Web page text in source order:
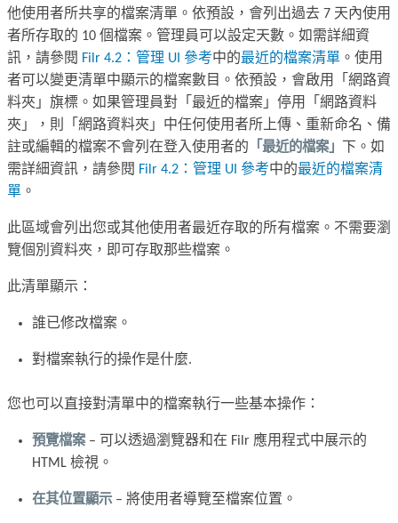
他使用者所共享的檔案清單。依預設，會列出過去 7 天內使用
者所存取的 10 個檔案。管理員可以設定天數。如需詳細資
訊，請參閱 Filr 4.2：管理 UI 參考中的最近的檔案清單 。使用
者可以變更清單中顯示的檔案數目。依預設，會啟用「網路資
料夾」旗標。如果管理員對「最近的檔案」停用「網路資料
夾」，則「網路資料夾」中任何使用者所上傳、重新命名、備
註或編輯的檔案不會列在登入使用者的 「最近的檔案」
下。如
需詳細資訊，請參閱 Filr 4.2：管理 UI 參考中的最近的檔案清
單 。
此區域會列出您或其他使用者最近存取的所有檔案。不需要瀏
覽個別資料夾，即可存取那些檔案。
此清單顯示：
誰已修改檔案。
對檔案執行的操作是什麼.
您也可以直接對清單中的檔案執行一些基本操作：
預覽檔案– 可以透過瀏覽器和在 Filr 應用程式中展示的
HTML 檢視。
在其位置顯示– 將使用者導覽至檔案位置。